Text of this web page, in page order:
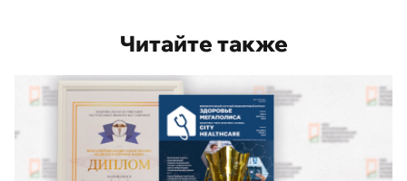
Читайте также